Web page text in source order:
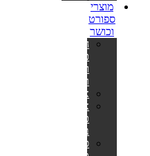
מוצרי
ספורט
וכושר
הליכוני
כושר
ומסלולי
ריצה
אליפטיקלים
אופני
כושר
ביתיים
ספות